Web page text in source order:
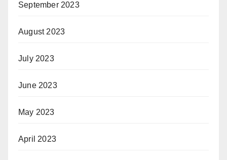
September 2023
August 2023
July 2023
June 2023
May 2023
April 2023